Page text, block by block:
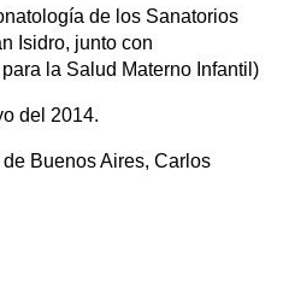
de los Sanatorios
Isidro, junto con
la Salud Materno Infantil)
del 2014.
Buenos Aires, Carlos